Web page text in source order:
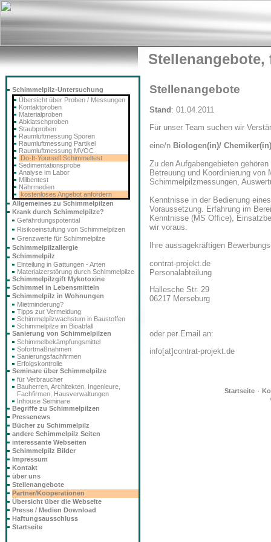
Stellenangebote,
Stellenangebote
Stand : 01.04.2011
Für unser Team suchen wir
eine/n Biologen(in)/
Zu den Aufgabengebieten
Betreuung und Koordinierung
Schimmelpilzmessungen,
Kenntnisse in der Bedienung
Voraussetzung. Erfahrung im
Kenntnisse (MS Office),
wir voraus.
Ihre aussagekräftigen
contrat-projekt.de
Personalabteilung
Hallesche Str. 29
06217 Merseburg
oder per Email an:
info[at]contrat-projekt.de
Startseite·
Schimmelpilz-Untersuchung
Übersicht über Proben / Messungen
Kontaktproben
Materialproben
Abklatschproben
Staubproben
Raumluftmessung Sporen
Raumluftmessung Partikel
Raumluftmessung MVOC
Do-It-Yourself Schimmeltest
Sedimentationsprobe
Analyse im Labor
Milbentest
Nährmedien
kostenloses Angebot anfordern
Allgemeines zu Schimmelpilzen
Krank durch Schimmelpilze?
Gefährdungspotential
Risikoeinstufung von Schimmelpilzen
Grenzwerte für Schimmelpilze
Schimmelpilzallergie
Schimmelpilz
Einteilung in Gattungen - Arten
Materialzerstörung durch Schimmelpilze
Schimmelpilzgift Mykotoxine
Schimmel in Lebensmitteln
Schimmelpilz in Wohnungen
Mietminderung?
Tipps zur Vermeidung
Schimmelpilzwachstum in Baustoffen
Schimmelpilze im Bioabfall
Sanierung von Schimmelpilzen
Schimmelbekämpfungsmittel
Sofortmaßnahmen
Sanierungsfachfirmen
Erfolgskontrolle
Seminare über Schimmelpilze
für Verbraucher
Bauherren, Architekten, Ingenieure,
Fachfirmen, Hausverwaltungen
Inhouse Seminare
Begriffe zu Schimmelpilzen
Pressenews
Bücher zu Schimmelpilz
andere Schimmelpilz Seiten
interessante Webseiten
Schimmelpilz Bilder
Impressum
Kontakt
über uns
Stellenangebote
Partner/Kooperationen
Übersicht über die Webseite
Presse / Medien Download
Haftungsausschluss
Startseite